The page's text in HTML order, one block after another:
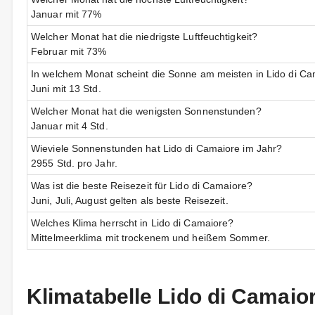
Januar mit 77%
Welcher Monat hat die niedrigste Luftfeuchtigkeit?
Februar mit 73%
In welchem Monat scheint die Sonne am meisten in Lido di
Juni mit 13 Std.
Welcher Monat hat die wenigsten Sonnenstunden?
Januar mit 4 Std.
Wieviele Sonnenstunden hat Lido di Camaiore im Jahr?
2955 Std. pro Jahr.
Was ist die beste Reisezeit für Lido di Camaiore?
Juni, Juli, August gelten als beste Reisezeit.
Welches Klima herrscht in Lido di Camaiore?
Mittelmeerklima mit trockenem und heißem Sommer.
Klimatabelle Lido di